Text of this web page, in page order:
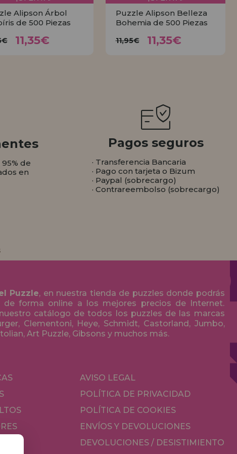
Alipson Árbol
de 500 Piezas
11,35€
Puzzle Alipson Belleza
Bohemia de 500 Piezas
11,95€ 11,35€
de
en
Pagos seguros
· Transferencia Bancaria
· Pago con tarjeta o Bizum
· Paypal (sobrecargo)
· Contrareembolso (sobrecargo)
Puzzle, en nuestra tienda de puzzles donde podrás
de forma online a los mejores precios de Internet.
catálogo de todos los puzzles de las marcas
Clementoni, Heye, Schmidt, Castorland, Jumbo,
Art Puzzle, Gibsons y muchos más.
AVISO LEGAL
POLÍTICA DE PRIVACIDAD
POLÍTICA DE COOKIES
ENVÍOS Y DEVOLUCIONES
DEVOLUCIONES / DESISTIMIENTO